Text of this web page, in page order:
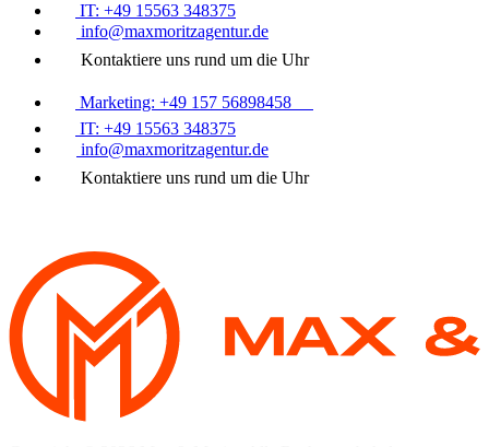
IT: +49 15563 348375
info@maxmoritzagentur.de
Kontaktiere uns rund um die Uhr
Marketing: +49 157 56898458
IT: +49 15563 348375
info@maxmoritzagentur.de
Kontaktiere uns rund um die Uhr